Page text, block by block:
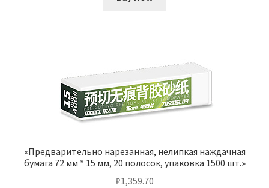
«Предварительно нарезанная, нелипкая наждачная
бумага 72 мм * 15 мм, 20 полосок, упаковка 1500 шт.»
₽1,359.70